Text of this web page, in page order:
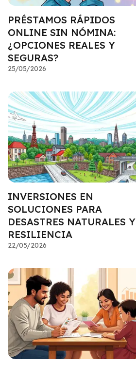
PRÉSTAMOS RÁPIDOS
ONLINE SIN NÓMINA:
¿OPCIONES REALES Y
SEGURAS?
25/05/2026
INVERSIONES EN
SOLUCIONES PARA
DESASTRES NATURALES Y
RESILIENCIA
22/05/2026